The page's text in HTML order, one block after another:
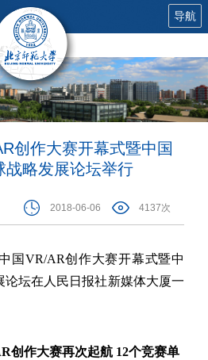
导航
创作大赛开幕式暨中国
战略发展论坛举行
2018-06-06 4137次
国 VR/AR创作大赛开幕式暨中
论坛在人民日报社新媒体大厦一
创作大赛再次起航 12个竞赛单